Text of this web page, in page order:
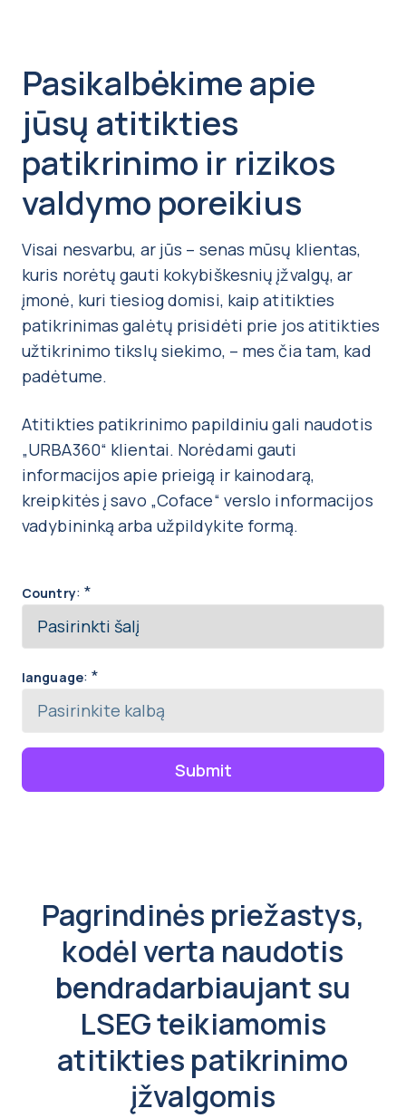
Pasikalbėkime apie
jūsų atitikties
patikrinimo ir rizikos
valdymo poreikius
Visai nesvarbu, ar jūs – senas mūsų klientas,
kuris norėtų gauti kokybiškesnių įžvalgų, ar
įmonė, kuri tiesiog domisi, kaip atitikties
patikrinimas galėtų prisidėti prie jos atitikties
užtikrinimo tikslų siekimo, – mes čia tam, kad
padėtume.
Atitikties patikrinimo papildiniu gali naudotis
„URBA360“ klientai. Norėdami gauti
informacijos apie prieigą ir kainodarą,
kreipkitės į savo „Coface“ verslo informacijos
vadybininką arba užpildykite formą.
Country: *
language:*
Submit
Pagrindinės priežastys,
kodėl verta naudotis
bendradarbiaujant su
LSEG teikiamomis
atitikties patikrinimo
įžvalgomis